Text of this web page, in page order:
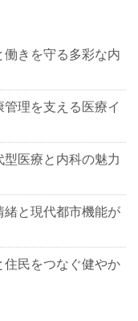
きを守る多彩な内
理を支える医療イ
医療と内科の魅力
と現代都市機能が
民をつなぐ健やか